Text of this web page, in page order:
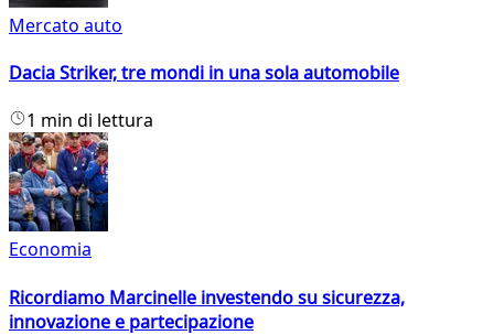
Mercato auto
Dacia Striker, tre mondi in una sola automobile
1 min di lettura
Economia
Ricordiamo Marcinelle investendo su sicurezza,
innovazione e partecipazione